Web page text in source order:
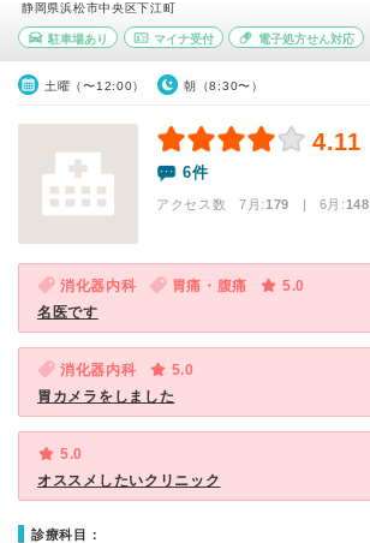
静岡県浜松市中央区下江町
駐車場あり マイナ受付 電子処方せん対応
土曜（〜12:00） 朝（8:30〜）
4.11
6件
アクセス数 7月:179 | 6月:148
消化器内科 胃痛・腹痛
5.0
名医です
消化器内科
5.0
胃カメラをしました
5.0
オススメしたいクリニック
診療科目：